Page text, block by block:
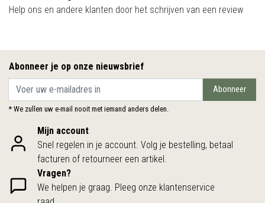
Help ons en andere klanten door het schrijven van een review
Abonneer je op onze nieuwsbrief
Abonneer
* We zullen uw e-mail nooit met iemand anders delen.
Mijn account
Snel regelen in je account. Volg je bestelling, betaal
facturen of retourneer een artikel.
Vragen?
We helpen je graag. Pleeg onze klantenservice